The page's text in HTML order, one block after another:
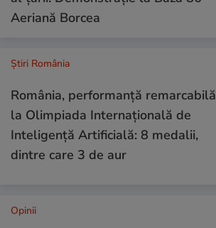
Aeriană Borcea
Știri România
România, performanță remarcabilă
la Olimpiada Internațională de
Inteligență Artificială: 8 medalii,
dintre care 3 de aur
Opinii